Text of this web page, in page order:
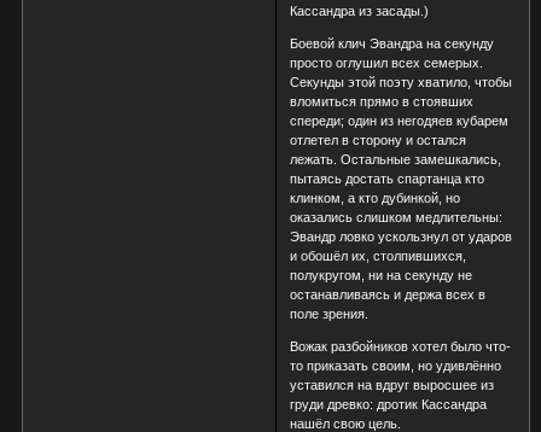
Кассандра из засады.)
Боевой клич Эвандра на секунду
просто оглушил всех семерых.
Секунды этой поэту хватило, чтобы
вломиться прямо в стоявших
спереди; один из негодяев кубарем
отлетел в сторону и остался
лежать. Остальные замешкались,
пытаясь достать спартанца кто
клинком, а кто дубинкой, но
оказались слишком медлительны:
Эвандр ловко ускользнул от ударов
и обошёл их, столпившихся,
полукругом, ни на секунду не
останавливаясь и держа всех в
поле зрения.
Вожак разбойников хотел было что-
то приказать своим, но удивлённо
уставился на вдруг выросшее из
груди древко: дротик Кассандра
нашёл свою цель.